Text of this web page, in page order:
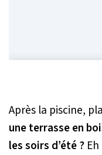
Après la piscine,
une terrasse en
les soirs d’été ?